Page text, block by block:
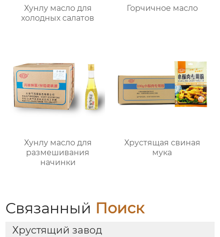
Хунлу масло для
холодных салатов
Горчичное масло
Хунлу масло для
размешивания
начинки
Хрустящая свиная
мука
Связанный Поиск
Хрустящий завод